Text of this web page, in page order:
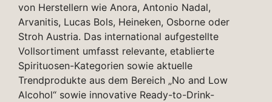
von Herstellern wie Anora, Antonio Nadal,
Arvanitis, Lucas Bols, Heineken, Osborne oder
Stroh Austria. Das international aufgestellte
Vollsortiment umfasst relevante, etablierte
Spirituosen-Kategorien sowie aktuelle
Trendprodukte aus dem Bereich „No and Low
Alcohol“ sowie innovative Ready-to-Drink-